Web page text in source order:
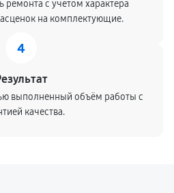
ремонта с учетом характера
на комплектующие.
4
выполненный объём работы с
качества.